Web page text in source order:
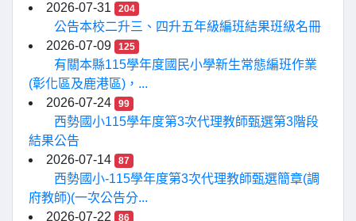
2026-07-31
204
公告本校二升三、四升五年級編班結果班級名冊
2026-07-09
125
有關本縣115學年度國民小學新生常態編班作業
(彰化區及鹿港區)，...
2026-07-24
99
西勢國小115學年度第3次代理教師甄選第3階段
結果公告
2026-07-14
87
西勢國小-115學年度第3次代理教師甄選簡章(調
府教師)(一次公告分...
2026-07-22
86